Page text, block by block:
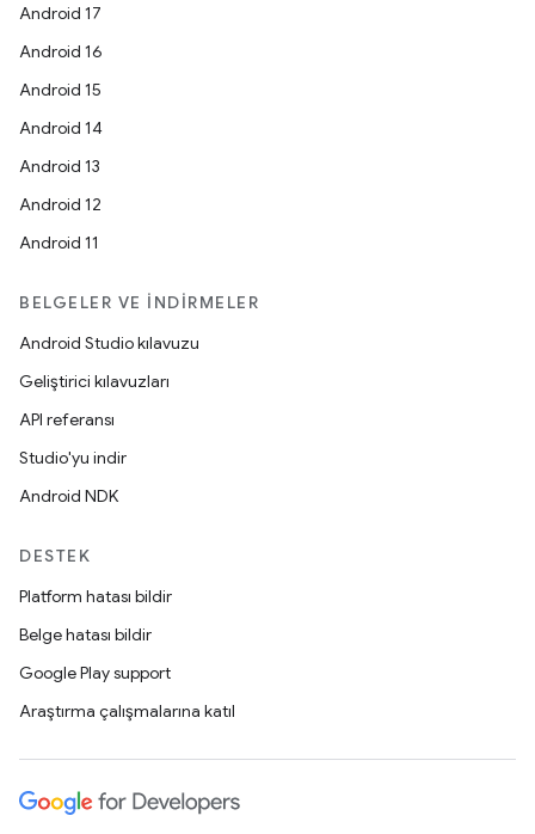
Android 17
Android 16
Android 15
Android 14
Android 13
Android 12
Android 11
BELGELER VE İNDIRMELER
Android Studio kılavuzu
Geliştirici kılavuzları
API referansı
Studio'yu indir
Android NDK
DESTEK
Platform hatası bildir
Belge hatası bildir
Google Play support
Araştırma çalışmalarına katıl